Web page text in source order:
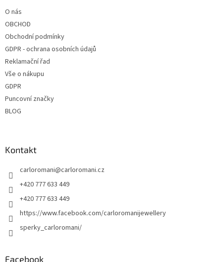
O nás
OBCHOD
Obchodní podmínky
GDPR - ochrana osobních údajů
Reklamační řad
Vše o nákupu
GDPR
Puncovní značky
BLOG
Kontakt
carloromani@carloromani.cz
+420 777 633 449
+420 777 633 449
https://www.facebook.com/carloromanijewellery
sperky_carloromani/
Facebook